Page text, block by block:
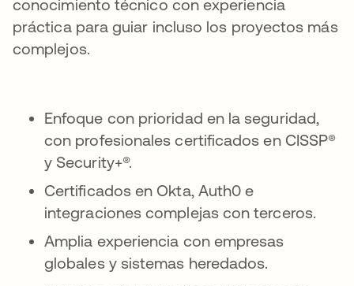
conocimiento técnico con experiencia
práctica para guiar incluso los proyectos más
complejos.
Enfoque con prioridad en la seguridad,
con profesionales certificados en CISSP®
y Security+®.
Certificados en Okta, Auth0 e
integraciones complejas con terceros.
Amplia experiencia con empresas
globales y sistemas heredados.